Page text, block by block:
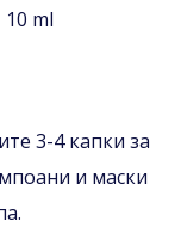
ml
3-4 капки за
и маски